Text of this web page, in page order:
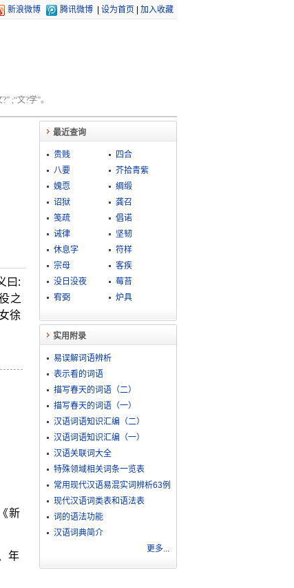
新浪微博 腾讯微博 设为首页 加入收藏
;“文?学”。
曰:
之
徐
新
年
最近查询
贵贱
四合
八要
芥拾青紫
媿恧
綢缎
诏狱
龚召
笺疏
倡诺
诫律
坚韧
休息字
符样
宗母
客疾
没日没夜
莓苔
宥弼
炉具
实用附录
易误解词语辨析
表示看的词语
描写春天的词语（二）
描写春天的词语（一）
汉语词语知识汇编（二）
汉语词语知识汇编（一）
汉语关联词大全
特殊领域相关词条一览表
常用现代汉语易混实词辨析63例
现代汉语词类表和语法表
词的语法功能
汉语词典简介
更多...